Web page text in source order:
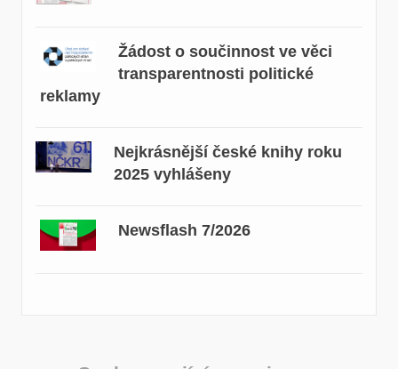
Žádost o součinnost ve věci
transparentnosti politické
reklamy
Nejkrásnější české knihy roku
2025 vyhlášeny
Newsflash 7/2026